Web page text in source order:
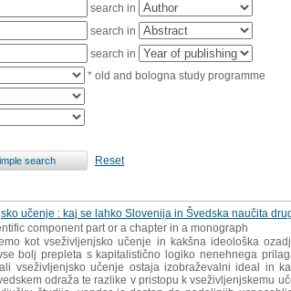
search in
search in
search in
* old and bologna study programme
Reset
učenje : kaj se lahko Slovenija in Švedska naučita
component part or a chapter in a monograph
kot vseživljenjsko učenje in kakšna ideološka
bolj prepleta s kapitalistično logiko nenehnega
vseživljenjsko učenje ostaja izobraževalni ideal in
odraža te razlike v pristopu k vseživljenjskemu